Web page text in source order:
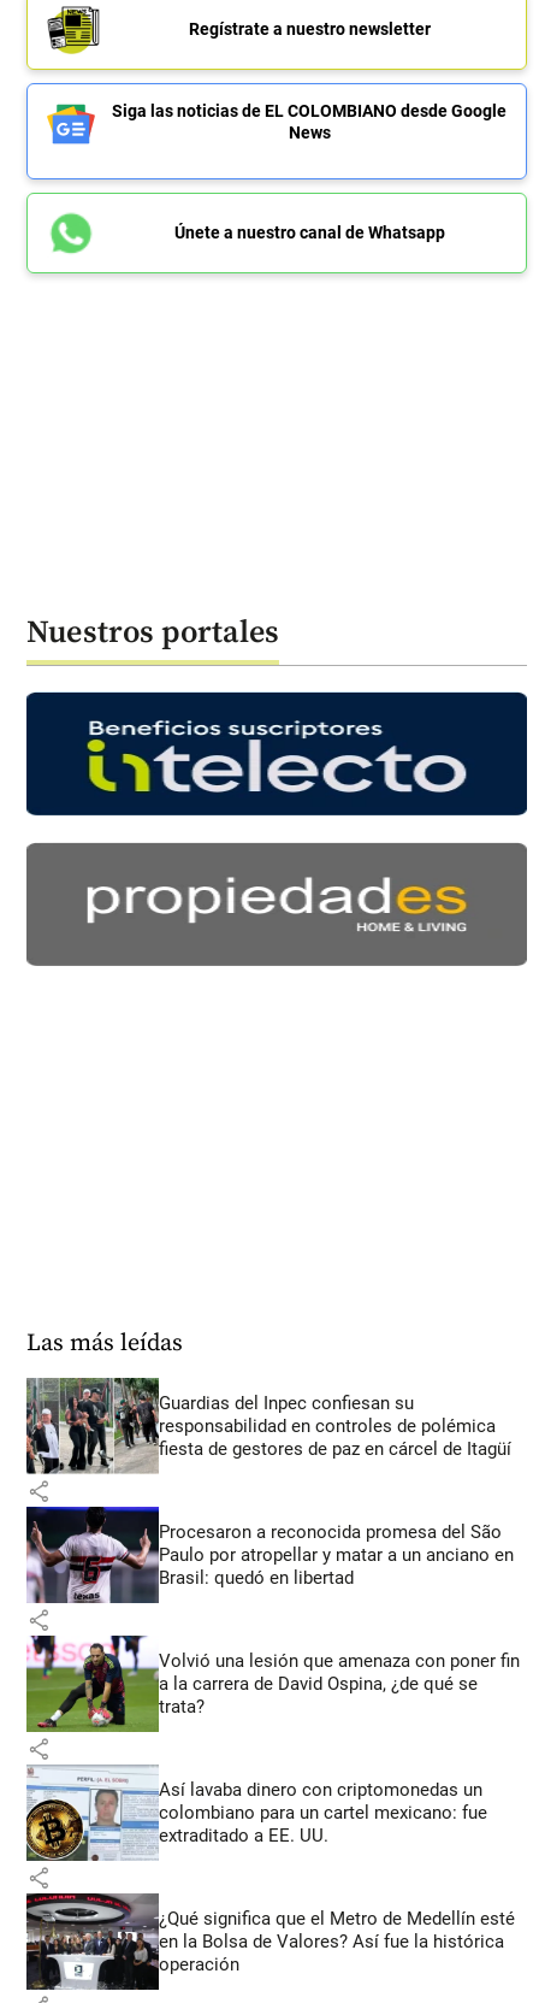
Regístrate a nuestro newsletter
Siga las noticias de EL COLOMBIANO desde Google
News
Únete a nuestro canal de Whatsapp
Nuestros portales
Las más leídas
Guardias del Inpec confiesan su
responsabilidad en controles de polémica
fiesta de gestores de paz en cárcel de Itagüí
share
Procesaron a reconocida promesa del São
Paulo por atropellar y matar a un anciano en
Brasil: quedó en libertad
share
Volvió una lesión que amenaza con poner fin
a la carrera de David Ospina, ¿de qué se
trata?
share
Así lavaba dinero con criptomonedas un
colombiano para un cartel mexicano: fue
extraditado a EE. UU.
share
¿Qué significa que el Metro de Medellín esté
en la Bolsa de Valores? Así fue la histórica
operación